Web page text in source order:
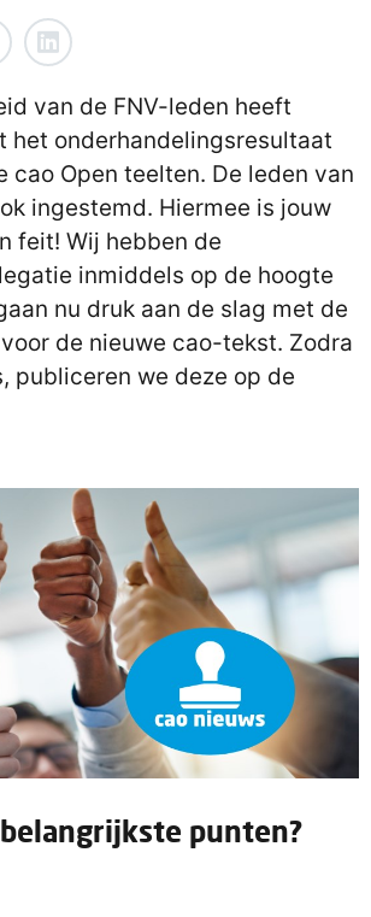
van de FNV-leden heeft
het onderhandelingsresultaat
cao Open teelten. De leden van
ingestemd. Hiermee is jouw
feit! Wij hebben de
inmiddels op de hoogte
nu druk aan de slag met de
de nieuwe cao-tekst. Zodra
publiceren we deze op de
punten?